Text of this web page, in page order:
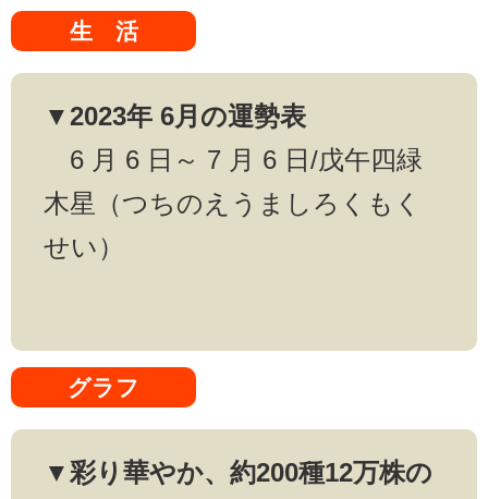
生 活
▼2023年 6月の運勢表
6 月 6 日～ 7 月 6 日/戊午四緑
木星（つちのえうましろくもく
せい）
グラフ
▼彩り華やか、約200種12万株の